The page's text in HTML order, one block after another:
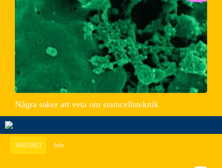
Några saker att veta om stamcellsteknik
24/02/2023 Info